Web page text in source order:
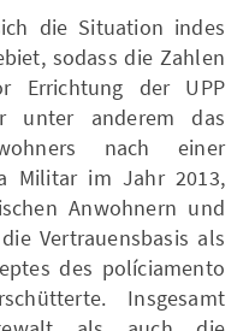
die Situation indes
sodass die Zahlen
Errichtung der UPP
unter anderem das
nach einer
Militar im Jahr 2013,
Anwohnern und
Vertrauensbasis als
des políciamento
Insgesamt